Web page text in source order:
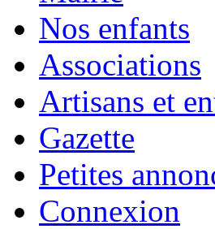
Nos enfants
Associations
Artisans et
Gazette
Petites
Connexion